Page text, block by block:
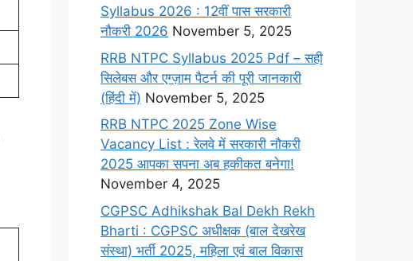
Syllabus 2026 : 12वीं पास सरकारी
नौकरी 2026 November 5, 2025
RRB NTPC Syllabus 2025 Pdf – सही
सिलेबस और एग्ज़ाम पैटर्न की पूरी जानकारी
(हिंदी में) November 5, 2025
RRB NTPC 2025 Zone Wise
Vacancy List : रेलवे में सरकारी नौकरी
2025 आपका सपना अब हकीकत बनेगा!
November 4, 2025
CGPSC Adhikshak Bal Dekh Rekh
Bharti : CGPSC अधीक्षक (बाल देखरेख
संस्था) भर्ती 2025, महिला एवं बाल विकास